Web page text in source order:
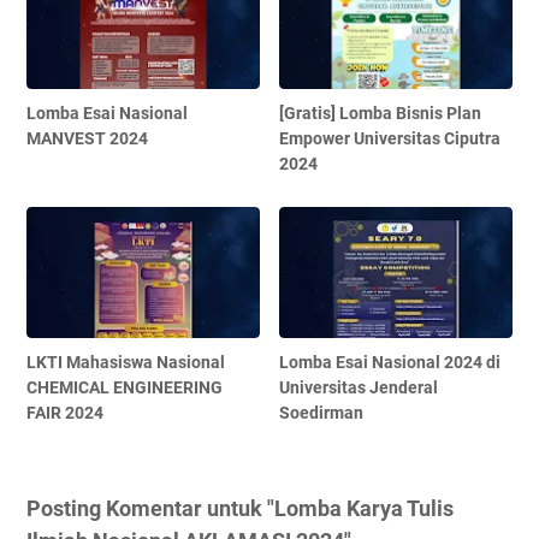
Lomba Esai Nasional
MANVEST 2024
[Gratis] Lomba Bisnis Plan
Empower Universitas Ciputra
2024
LKTI Mahasiswa Nasional
CHEMICAL ENGINEERING
FAIR 2024
Lomba Esai Nasional 2024 di
Universitas Jenderal
Soedirman
Posting Komentar untuk "Lomba Karya Tulis